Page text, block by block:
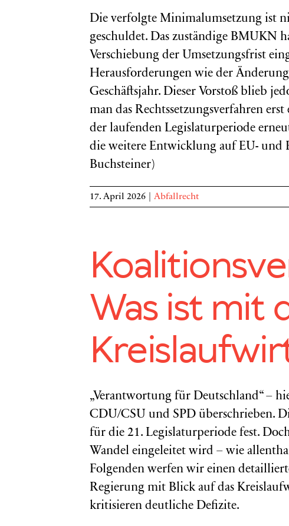
Die verfolgte Minimalumsetzung ist
geschuldet. Das zuständige BMUKN
Verschiebung der Umsetzungsfrist
Herausforderungen wie der
Geschäftsjahr. Dieser Vorstoß blieb
man das Rechtssetzungsverfahren
der laufenden Legislaturperiode
die weitere Entwicklung auf EU- und
Buchsteiner)
17. April 2026 Abfallrecht
Was ist mit
„Verantwortung für Deutschland“ –
CDU/CSU und SPD überschrieben.
für die 21. Legislaturperiode fest.
Wandel eingeleitet wird – wie
Folgenden werfen wir einen
Regierung mit Blick auf das
kritisieren deutliche Defizite.